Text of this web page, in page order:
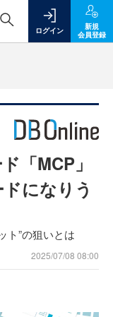
ログイン
新規
会員登録
「MCP」
になりう
ト”の狙いとは
2025/07/08 08:00